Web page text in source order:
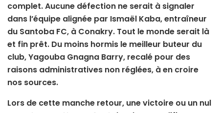
complet. Aucune défection ne serait à signaler
dans l’équipe alignée par Ismaël Kaba, entraîneur
du Santoba FC, à Conakry. Tout le monde serait là
et fin prêt. Du moins hormis le meilleur buteur du
club, Yagouba Gnagna Barry, recalé pour des
raisons administratives non réglées, à en croire
nos sources.
Lors de cette manche retour, une victoire ou un nul